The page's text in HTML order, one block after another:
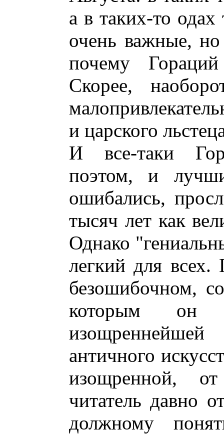
а в таких-то одах
очень важные,
почему
Скорее,
и царского
И все-таки
поэтом, и
ошибались,
тысяч лет как
Однако
легкий для всех.
безошибочном,
которым он
изощреннейшей
античного
изощренной,
читатель давно
должному